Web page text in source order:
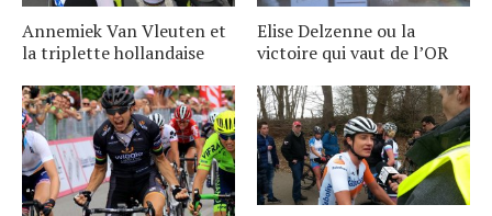
Annemiek Van Vleuten et
la triplette hollandaise
Elise Delzenne ou la
victoire qui vaut de l’OR